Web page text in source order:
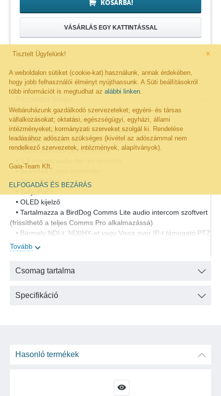
×
Tisztelt Ügyfelünk!
A weboldalon sütiket (cookie-kat) használunk, annak érdekében,
hogy jobb felhasználói élményt nyújthassunk. A Süti beállításokról
több információt is megtudhat az alábbi linken.
Webáruházunk gazdálkodó szervezeteket; egyéni- és társas
vállalkozásokat; oktatási, egészségügyi, egyházi, állami
intézményeket; kormányzati szerveket szolgál ki. Rendelése
leadásához adószám szükséges (kivétel az adószámmal nem
rendelkező szervezetek, intézmények, alapítványok).
Gaia-Team Kft.
ELFOGADÁS ÉS BEZÁRÁS
KOSÁRBA!
VÁSÁRLÁS EGY KATTINTÁSSAL
Kivánságlistára rakom Megosztás
• UHD 4K60p bemenet
• Teljes sávszélességű I-Frame tömörítés
• HDMI 2.0 bemenet
• HDMI 2.0/12G-SDI kimenet
• Beépített Cross konverter
• SFP+ bővítőhely
• OLED kijelző
• Tartalmazza a BirdDog Comms Lite audio intercom szoftvert
(frissíthető a teljes Comms Pro alkalmazássá)
• Bármely NDI-t, NDI|HX-et vagy Visca over IP-t támogató PTZ
kamera vezérlésére képes az opcionális USB-dongle-on
keresztül
Tovább
Csomag tartalma
Specifikáció
Hasonló termékek